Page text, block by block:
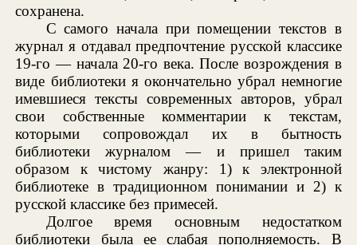
сохранена.
С самого начала при помещении текстов в
журнал я отдавал предпочтение русской классике
19-го — начала 20-го века. После возрождения в
виде библиотеки я окончательно убрал немногие
имевшиеся тексты современных авторов, убрал
свои собственные комментарии к текстам,
которыми сопровождал их в бытность
библиотеки журналом — и пришел таким
образом к чистому жанру: 1) к электронной
библиотеке в традиционном понимании и 2) к
русской классике без примесей.
Долгое время основным недостатком
библиотеки была ее слабая пополняемость. В